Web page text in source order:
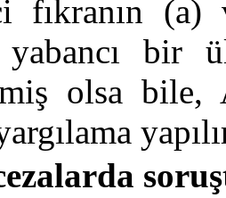
fıkranın (a)
yabancı bir
olsa bile,